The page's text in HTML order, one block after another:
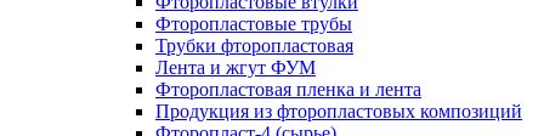
Фторопластовые трубы
Трубки фторопластовая
Лента и жгут ФУМ
Фторопластовая пленка и лента
Продукция из фторопластовых композиций